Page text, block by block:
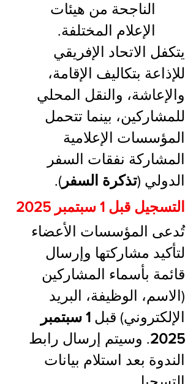
الناجحة من هيئات
الإعلام المختلفة.
يتكفل الاتحاد الإفريقي
للإذاعة بتكاليف الإقامة،
والإعاشة، والنقل المحلي
للمشاركين، بينما تتحمل
المؤسسات الإعلامية
المشاركة نفقات السفر
الدولي (تذكرة السفر ).
التسجيل قبل 1 سبتمبر 2025
تُدعى المؤسسات الأعضاء
لتأكيد مشاركتها وإرسال
قائمة بأسماء المشاركين
(الاسم، الوظيفة، البريد
الإلكتروني) قبل
1 سبتمبر
2025. وسيتم إرسال رابط
الندوة بعد استلام بيانات